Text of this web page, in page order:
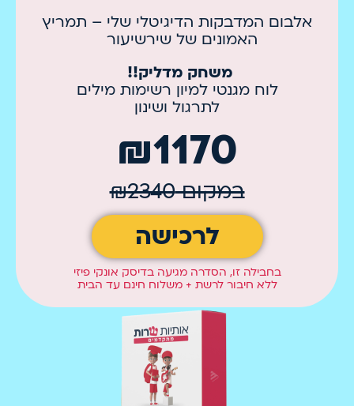
אלבום המדבקות הדיגיטלי שלי – תמריץ
האמונים של שירשיעור
משחק מדליק!!
לוח מגנטי למיון רשימות מילים
לתרגול ושינון
₪1170
במקום ₪2340
לרכישה
בחבילה זו, הסדרה מגיעה בדיסק אונקי פיזי
ללא חיבור לרשת + משלוח חינם עד הבית